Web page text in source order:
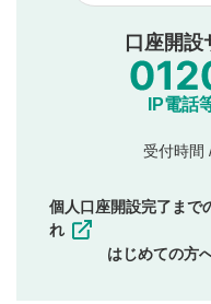
他者への誹謗
公序良俗に反
氏名、住所、
他のサイトへ
他者の権利（
その他当社が
一度投稿した評価お
口座開
IP電話
受付時間
個人口座開設完了まで
れ
はじめての方